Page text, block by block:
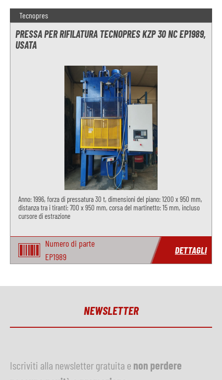
Tecnopres
PRESSA PER RIFILATURA TECNOPRES KZP 30 NC EP1989,
USATA
Anno: 1996, forza di pressatura 30 t, dimensioni del piano: 1200 x 950 mm,
distanza tra i tiranti: 700 x 950 mm, corsa del martinetto: 15 mm, incluso
cursore di estrazione
Numero di parte
EP1989
DETTAGLI
NEWSLETTER
Iscriviti alla newsletter gratuita e non perdere